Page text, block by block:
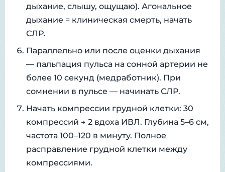
дыхание, слышу, ощущаю). Агональное
дыхание = клиническая смерть, начать
СЛР.
Параллельно или после оценки дыхания
— пальпация пульса на сонной артерии не
более 10 секунд (медработник). При
сомнении в пульсе — начинать СЛР.
Начать компрессии грудной клетки: 30
компрессий → 2 вдоха ИВЛ. Глубина 5–6 см,
частота 100–120 в минуту. Полное
расправление грудной клетки между
компрессиями.